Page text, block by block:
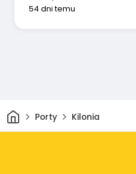
54 dni temu
DomPorty Kilonia